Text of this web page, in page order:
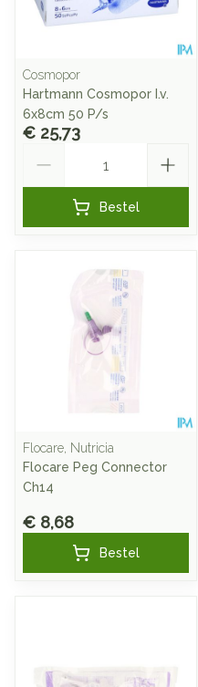
Cosmopor
Hartmann Cosmopor I.v.
6x8cm 50 P/s
€ 25,73
Bestel
Flocare, Nutricia
Flocare Peg Connector
Ch14
€ 8,68
Bestel